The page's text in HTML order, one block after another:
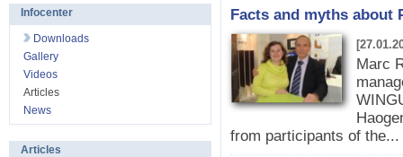
Facts and myths about
Marc
from participants of the...
Infocenter
Downloads
Gallery
Videos
Articles
News
Articles